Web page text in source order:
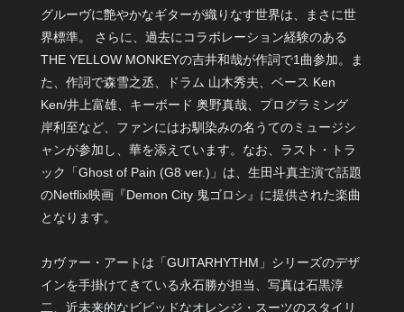
グルーヴに艶やかなギターが織りなす世界は、まさに世
界標準。 さらに、過去にコラボレーション経験のある
THE YELLOW MONKEYの吉井和哉が作詞で1曲参加。ま
た、作詞で森雪之丞、ドラム 山木秀夫、ベース Ken
Ken/井上富雄、キーボード 奥野真哉、プログラミング
岸利至など、ファンにはお馴染みの名うてのミュージシ
ャンが参加し、華を添えています。なお、ラスト・トラ
ック「Ghost of Pain (G8 ver.)」は、生田斗真主演で話題
のNetflix映画『Demon City 鬼ゴロシ』に提供された楽曲
となります。
カヴァー・アートは「GUITARHYTHM」シリーズのデザ
インを手掛けてきている永石勝が担当、写真は石黒淳
二、近未来的なビビッドなオレンジ・スーツのスタイリ